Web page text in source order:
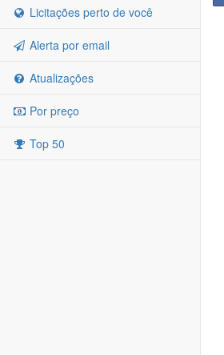
Licitações perto de você
Alerta por email
Atualizações
Por preço
Top 50